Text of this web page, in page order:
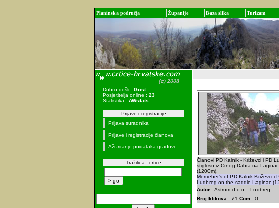
Planinska područja Županije Baza slika Turizam
Dobro došli : Gost
Posjetitelja online : 23
Statistika : AWstats
Prijave i registracije
Prijava suradnika
Prijave i registracije članova
Ažuriranje podataka gradovi
Tražilica - crtice
Članovi PD Kalnik - Križevci i PD
stigli su iz Crnog Dabra na Laginac
(1200m).
Memeber's of PD Kalnik Križevci i
Ludbreg on the saddle Laginac
Autor :Astrum d.o.o. - Ludbreg
Broj klikova : 71 Com : 0